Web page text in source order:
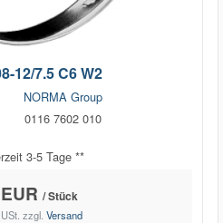
12/7.5 C6 W2
NORMA Group
0116 7602 010
3-5 Tage **
/ Stück
zzgl. Versand